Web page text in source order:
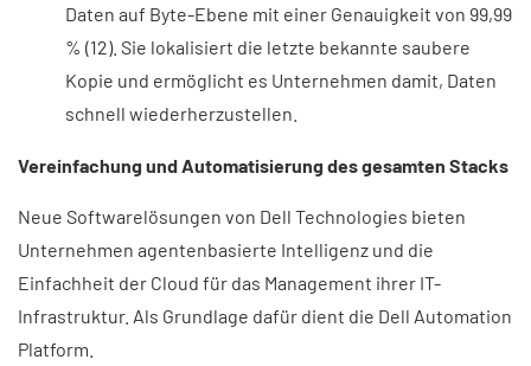
Daten auf Byte-Ebene mit einer Genauigkeit von 99,99
% (12). Sie lokalisiert die letzte bekannte saubere
Kopie und ermöglicht es Unternehmen damit, Daten
schnell wiederherzustellen.
Vereinfachung und Automatisierung des gesamten Stacks
Neue Softwarelösungen von Dell Technologies bieten
Unternehmen agentenbasierte Intelligenz und die
Einfachheit der Cloud für das Management ihrer IT-
Infrastruktur. Als Grundlage dafür dient die Dell Automation
Platform.